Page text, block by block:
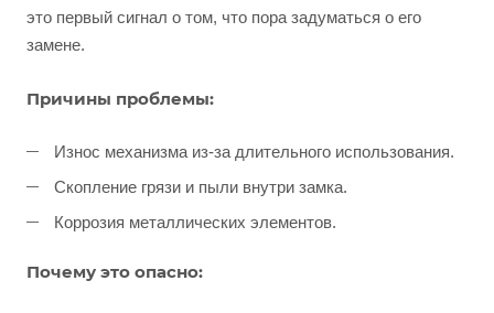
это первый сигнал о том, что пора задуматься о его
замене.
Причины проблемы:
Износ механизма из-за длительного использования.
Скопление грязи и пыли внутри замка.
Коррозия металлических элементов.
Почему это опасно: